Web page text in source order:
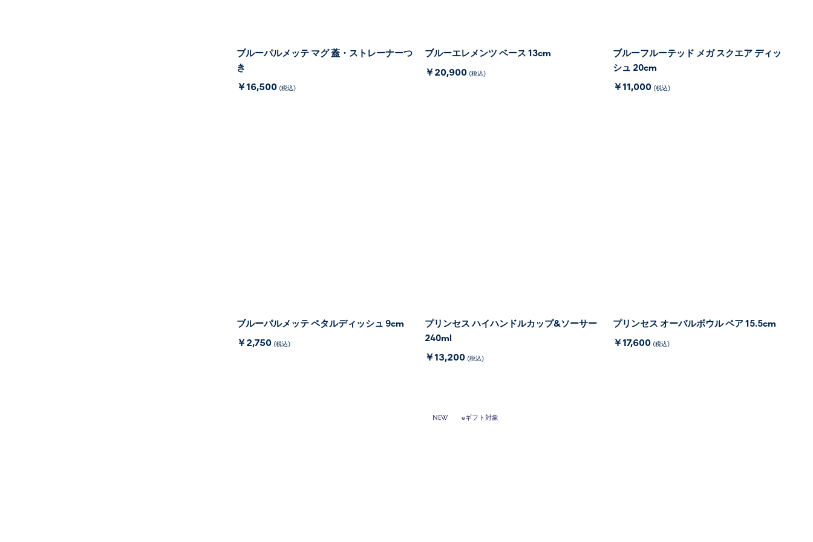
ブルーパルメッテ マグ 蓋・ストレーナーつ
き
￥16,500 (税込)
ブルーエレメンツ ベース 13cm
￥20,900 (税込)
ブルーフルーテッド メガ スクエア ディッ
シュ 20cm
￥11,000 (税込)
ブルーパルメッテ ペタルディッシュ 9cm
￥2,750 (税込)
プリンセス ハイハンドルカップ&ソーサー
240ml
￥13,200 (税込)
プリンセス オーバルボウル ペア 15.5cm
￥17,600 (税込)
NEW eギフト対象